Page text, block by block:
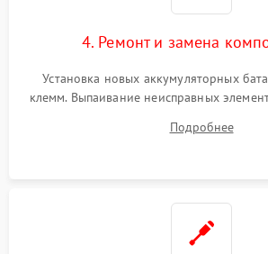
4. Ремонт и замена
Установка новых аккумуляторных
клемм. Выпаивание неисправных
цепи зарядки и монтаж новых
Восстановление поврежденных
Подробнее